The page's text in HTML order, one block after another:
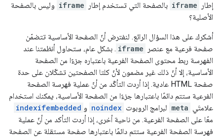
إطار
iframe بالصفحة التي تستخدم إطار iframe وليس بالصفحة
الأصلية؟
أشكرك على هذا السؤال الرائع. لنفترض أنّ الصفحة الأساسية تتضمّن
صفحة فرعية مع عنصر
iframe . بشكل عام، ستحاول أنظمتنا عند
الفهرسة ربط محتوى الصفحة الفرعية باعتباره جزءًا من الصفحة
الأساسية، إلا أنّ ذلك غير مضمون لأنّ كلتا الصفحتين تشكّلان على حدة
صفحة HTML عادية. إذا أردت التأكّد من أنّ عملية فهرسة الصفحة
الفرعية ستتم دائمًا باعتبارها جزءًا من الصفحة الأساسية، يمكنك استخدام
علامتَي meta لبرامج الروبوت noindex و indexifembedded
معًا على الصفحة الفرعية. من ناحية أخرى، إذا أردت التأكد من أنّ عملية
فهرسة الصفحة الفرعية ستتم دائمًا باعتبارها صفحة مستقلة عن الصفحة